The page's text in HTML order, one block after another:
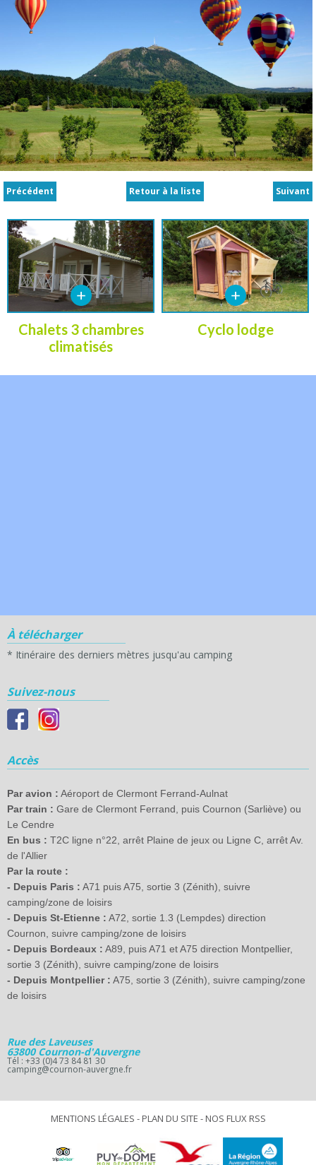
Précédent Retour à la liste Suivant
Chalets 3 chambres
climatisés
Cyclo lodge
À télécharger
* Itinéraire des derniers mètres jusqu'au camping
Suivez-nous
Accès
Par avion : Aéroport de Clermont Ferrand-Aulnat
Par train : Gare de Clermont Ferrand, puis Cournon (Sarliève) ou
Le Cendre
En bus : T2C ligne n°22, arrêt Plaine de jeux ou Ligne C, arrêt Av.
de l'Allier
Par la route :
- Depuis Paris : A71 puis A75, sortie 3 (Zénith), suivre
camping/zone de loisirs
- Depuis St-Etienne : A72, sortie 1.3 (Lempdes) direction
Cournon, suivre camping/zone de loisirs
- Depuis Bordeaux : A89, puis A71 et A75 direction Montpellier,
sortie 3 (Zénith), suivre camping/zone de loisirs
- Depuis Montpellier : A75, sortie 3 (Zénith), suivre camping/zone
de loisirs
Rue des Laveuses
63800 Cournon-d'Auvergne
Tél : +33 (0)4 73 84 81 30
camping@cournon-auvergne.fr
MENTIONS LÉGALES -PLAN DU SITE -NOS FLUX RSS